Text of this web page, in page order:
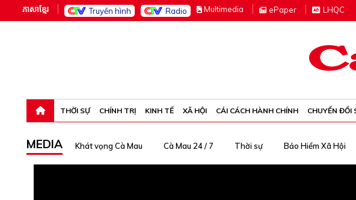
ភាសាខ្មែរ Truyền hình Radio Multimedia ePaper LHQC
THỜI SỰ CHÍNH TRỊ KINH TẾ XÃ HỘI CẢI CÁCH HÀNH CHÍNH CHUYỂN ĐỔI
MEDIA Khát vọng Cà Mau Cà Mau 24 / 7 Thời sự Bảo Hiểm Xã Hội